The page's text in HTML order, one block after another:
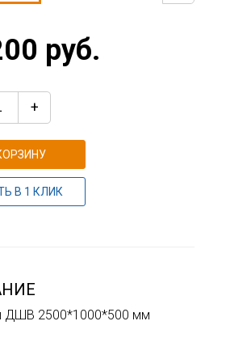
руб.
+
В 1 КЛИК
ДШВ 2500*1000*500 мм